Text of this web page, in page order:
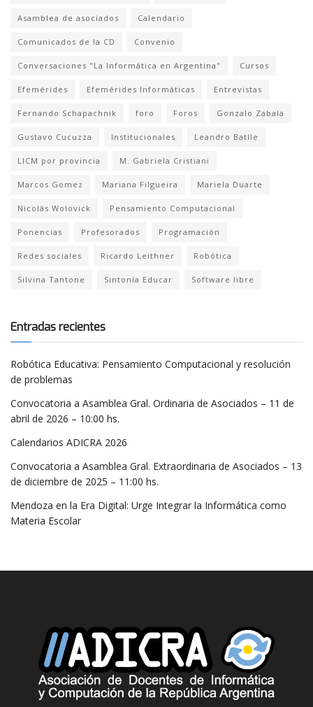
Asamblea de asociados Calendario
Comunicados de la CD Convenio
Conversaciones "La Informática en Argentina" Cursos
Efemérides Efemérides Informáticas Entrevistas
Fernando Schapachnik foro Foros Gonzalo Zabala
Gustavo Cucuzza Institucionales Leandro Batlle
LICM por provincia M. Gabriela Cristiani
Marcos Gomez Mariana Filgueira Mariela Duarte
Nicolás Wolovick Pensamiento Computacional
Ponencias Profesorados Programación
Redes sociales Ricardo Leithner Robótica
Silvina Tantone Sintonía Educar Software libre
Entradas recientes
Robótica Educativa: Pensamiento Computacional y resolución
de problemas
Convocatoria a Asamblea Gral. Ordinaria de Asociados – 11 de
abril de 2026 – 10:00 hs.
Calendarios ADICRA 2026
Convocatoria a Asamblea Gral. Extraordinaria de Asociados – 13
de diciembre de 2025 – 11:00 hs.
Mendoza en la Era Digital: Urge Integrar la Informática como
Materia Escolar